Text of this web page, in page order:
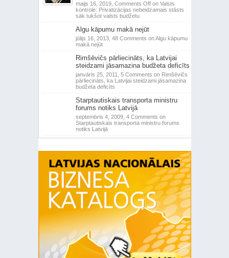
maijs 16, 2019, Comments Offon Valsts
kontrole: Privatizācijas nebeidzamais stāsts
sāk tukšot valsts budžetu
Algu kāpumu makā nejūt
jūlijs 16, 2013, 48 Comments on Algu kāpumu
makā nejūt
Rimšēvičs pārliecināts, ka Latvijai
steidzami jāsamazina budžeta deficīts
janvāris 25, 2011, 5 Comments on Rimšēvičs
pārliecināts, ka Latvijai steidzami jāsamazina
budžeta deficīts
Starptautiskais transporta ministru
forums notiks Latvijā
septembris 4, 2009, 4 Comments on
Starptautiskais transporta ministru forums
notiks Latvijā